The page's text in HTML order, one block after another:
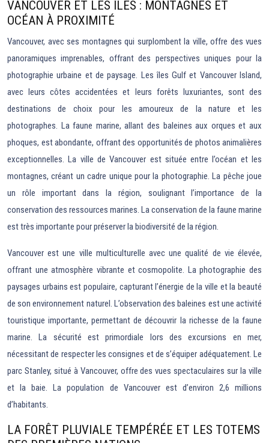
VANCOUVER ET LES ÎLES : MONTAGNES ET
OCÉAN À PROXIMITÉ
Vancouver, avec ses montagnes qui surplombent la ville, offre des vues
panoramiques imprenables, offrant des perspectives uniques pour la
photographie urbaine et de paysage. Les îles Gulf et Vancouver Island,
avec leurs côtes accidentées et leurs forêts luxuriantes, sont des
destinations de choix pour les amoureux de la nature et les
photographes. La faune marine, allant des baleines aux orques et aux
phoques, est abondante, offrant des opportunités de photos animalières
exceptionnelles. La ville de Vancouver est située entre l’océan et les
montagnes, créant un cadre unique pour la photographie. La pêche joue
un rôle important dans la région, soulignant l’importance de la
conservation des ressources marines. La conservation de la faune marine
est très importante pour préserver la biodiversité de la région.
Vancouver est une ville multiculturelle avec une qualité de vie élevée,
offrant une atmosphère vibrante et cosmopolite. La photographie des
paysages urbains est populaire, capturant l’énergie de la ville et la beauté
de son environnement naturel. L’observation des baleines est une activité
touristique importante, permettant de découvrir la richesse de la faune
marine. La sécurité est primordiale lors des excursions en mer,
nécessitant de respecter les consignes et de s’équiper adéquatement. Le
parc Stanley, situé à Vancouver, offre des vues spectaculaires sur la ville
et la baie. La population de Vancouver est d’environ 2,6 millions
d’habitants.
LA FORÊT PLUVIALE TEMPÉRÉE ET LES TOTEMS